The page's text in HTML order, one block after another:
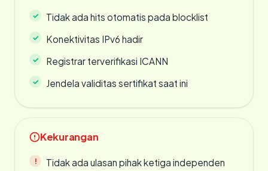
Tidak ada hits otomatis pada blocklist
Konektivitas IPv6 hadir
Registrar terverifikasi ICANN
Jendela validitas sertifikat saat ini
Kekurangan
Tidak ada ulasan pihak ketiga independen